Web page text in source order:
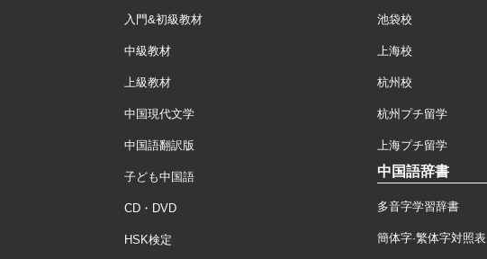
入門&初級教材
中級教材
上級教材
中国現代文学
中国語翻訳版
子ども中国語
CD・DVD
HSK検定
池袋校
上海校
杭州校
杭州プチ留学
上海プチ留学
中国語辞書
多音字学習辞書
簡体字·繁体字対照表